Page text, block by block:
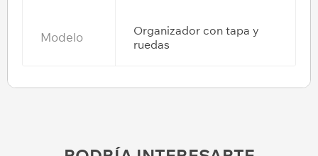
Modelo
Organizador con tapa y
ruedas